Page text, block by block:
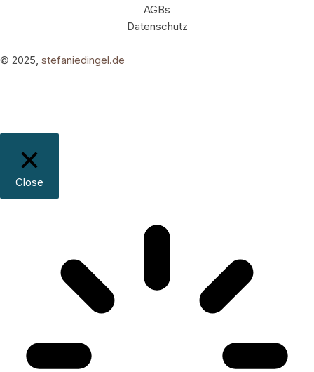
AGBs
Datenschutz
© 2025, stefaniedingel.de
Close